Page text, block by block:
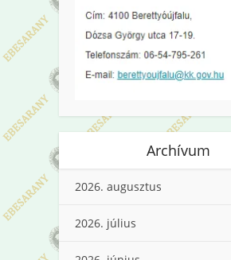
Archívum
2026. augusztus
2026. július